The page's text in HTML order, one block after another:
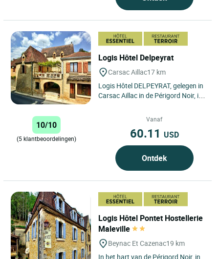
Logis Hôtel Delpeyrat
Carsac Aillac17 km
Logis Hôtel DELPEYRAT, gelegen in
Carsac Aillac in de Périgord Noir, is
10/10
(5 klantbeoordelingen)
Vanaf
60.11 USD
Ontdek
Logis Hôtel Pontet Hostellerie
Maleville
Beynac Et Cazenac19 km
In het hart van de Périgord Noir, in